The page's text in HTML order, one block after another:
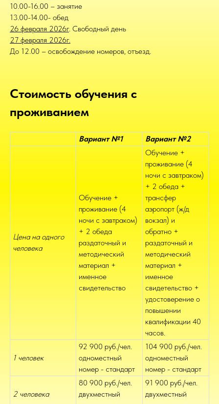
10.00-16.00 – занятие
13.00-14.00- обед
26 февраля 2026г. Свободный день
27 февраля 2026г.
До 12.00 – освобождение номеров, отъезд.
Стоимость обучения с
проживанием
Вариант №1 Вариант №2
Цена на одного
человека
Обучение +
проживание (4
ночи с завтраком)
+ 2 обеда
раздаточный и
методический
материал +
именное
свидетельство
Обучение +
проживание (4
ночи с завтраком)
+ 2 обеда +
трансфер
аэропорт (ж/д
вокзал) и
обратно +
раздаточный и
методический
материал +
именное
свидетельство +
удостоверение о
повышении
квалификации 40
часов.
1 человек
92 900 руб./чел.
одноместный
номер - стандарт
104 900 руб./чел.
одноместный
номер - стандарт
2 человека
80 900 руб./чел.
двухместный
91 900 руб./чел.
двухместный